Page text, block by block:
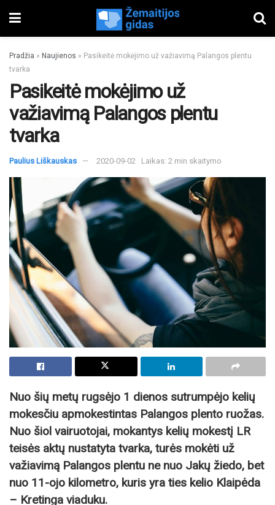
Pradžia » Naujienos » Pasikeitė mokėjimo už važiavimą Palangos plentu
tvarka
Pasikeitė mokėjimo už
važiavimą Palangos plentu
tvarka
Paulius Liškauskas 2020-09-02 Laikas: 2 min skaitymo
Nuo šių metų rugsėjo 1 dienos sutrumpėjo kelių
mokesčiu apmokestintas Palangos plento ruožas.
Nuo šiol vairuotojai, mokantys kelių mokestį LR
teisės aktų nustatyta tvarka, turės mokėti už
važiavimą Palangos plentu ne nuo Jakų žiedo, bet
nuo 11-ojo kilometro, kuris yra ties kelio Klaipėda
– Kretinga viaduku.